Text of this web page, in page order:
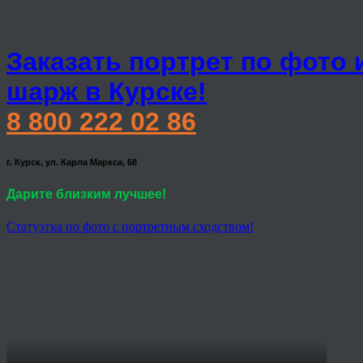
Заказать портрет по фото
шарж в Курске!
8 800 222 02 86
г. Курск, ул. Карла Маркса, 68
Дарите близким лучшее!
Статуэтка по фото с портретным сходством!